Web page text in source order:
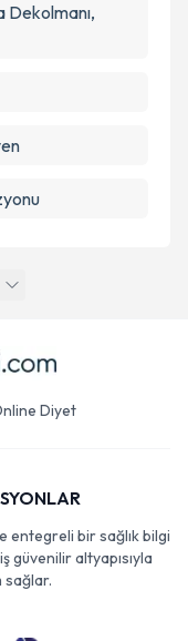
Diyet
entegreli bir sağlık bilgi
güvenilir altyapısıyla
sağlar.